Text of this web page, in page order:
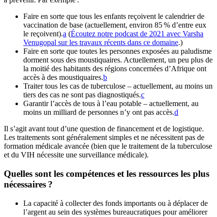
Faire en sorte que tous les enfants reçoivent le calendrier de
vaccination de base (actuellement, environ 85 % d’entre eux
le reçoivent).⁠a (Écoutez notre podcast de 2021 avec Varsha
Venugopal sur les travaux récents dans ce domaine.)
Faire en sorte que toutes les personnes exposées au paludisme
dorment sous des moustiquaires. Actuellement, un peu plus de
la moitié des habitants des régions concernées d’Afrique ont
accès à des moustiquaires.⁠b
Traiter tous les cas de tuberculose – actuellement, au moins un
tiers des cas ne sont pas diagnostiqués.⁠c
Garantir l’accès de tous à l’eau potable – actuellement, au
moins un milliard de personnes n’y ont pas accès.⁠d
Il s’agit avant tout d’une question de financement et de logistique.
Les traitements sont généralement simples et ne nécessitent pas de
formation médicale avancée (bien que le traitement de la tuberculose
et du VIH nécessite une surveillance médicale).
Quelles sont les compétences et les ressources les plus
nécessaires ?
La capacité à collecter des fonds importants ou à déplacer de
l’argent au sein des systèmes bureaucratiques pour améliorer